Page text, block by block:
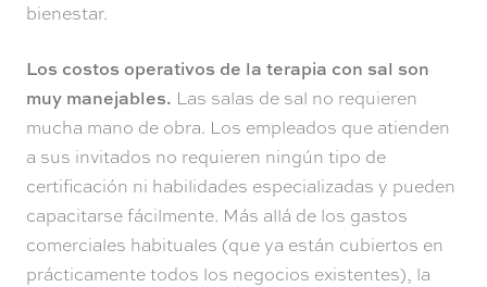
bienestar.
Los costos operativos de la terapia con sal son
muy manejables. Las salas de sal no requieren
mucha mano de obra. Los empleados que atienden
a sus invitados no requieren ningún tipo de
certificación ni habilidades especializadas y pueden
capacitarse fácilmente. Más allá de los gastos
comerciales habituales (que ya están cubiertos en
prácticamente todos los negocios existentes), la